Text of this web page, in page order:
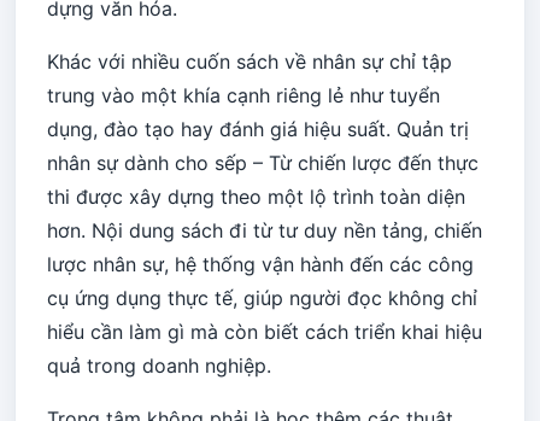
dựng văn hóa.
Khác với nhiều cuốn sách về nhân sự chỉ tập
trung vào một khía cạnh riêng lẻ như tuyển
dụng, đào tạo hay đánh giá hiệu suất. Quản trị
nhân sự dành cho sếp – Từ chiến lược đến thực
thi được xây dựng theo một lộ trình toàn diện
hơn. Nội dung sách đi từ tư duy nền tảng, chiến
lược nhân sự, hệ thống vận hành đến các công
cụ ứng dụng thực tế, giúp người đọc không chỉ
hiểu cần làm gì mà còn biết cách triển khai hiệu
quả trong doanh nghiệp.